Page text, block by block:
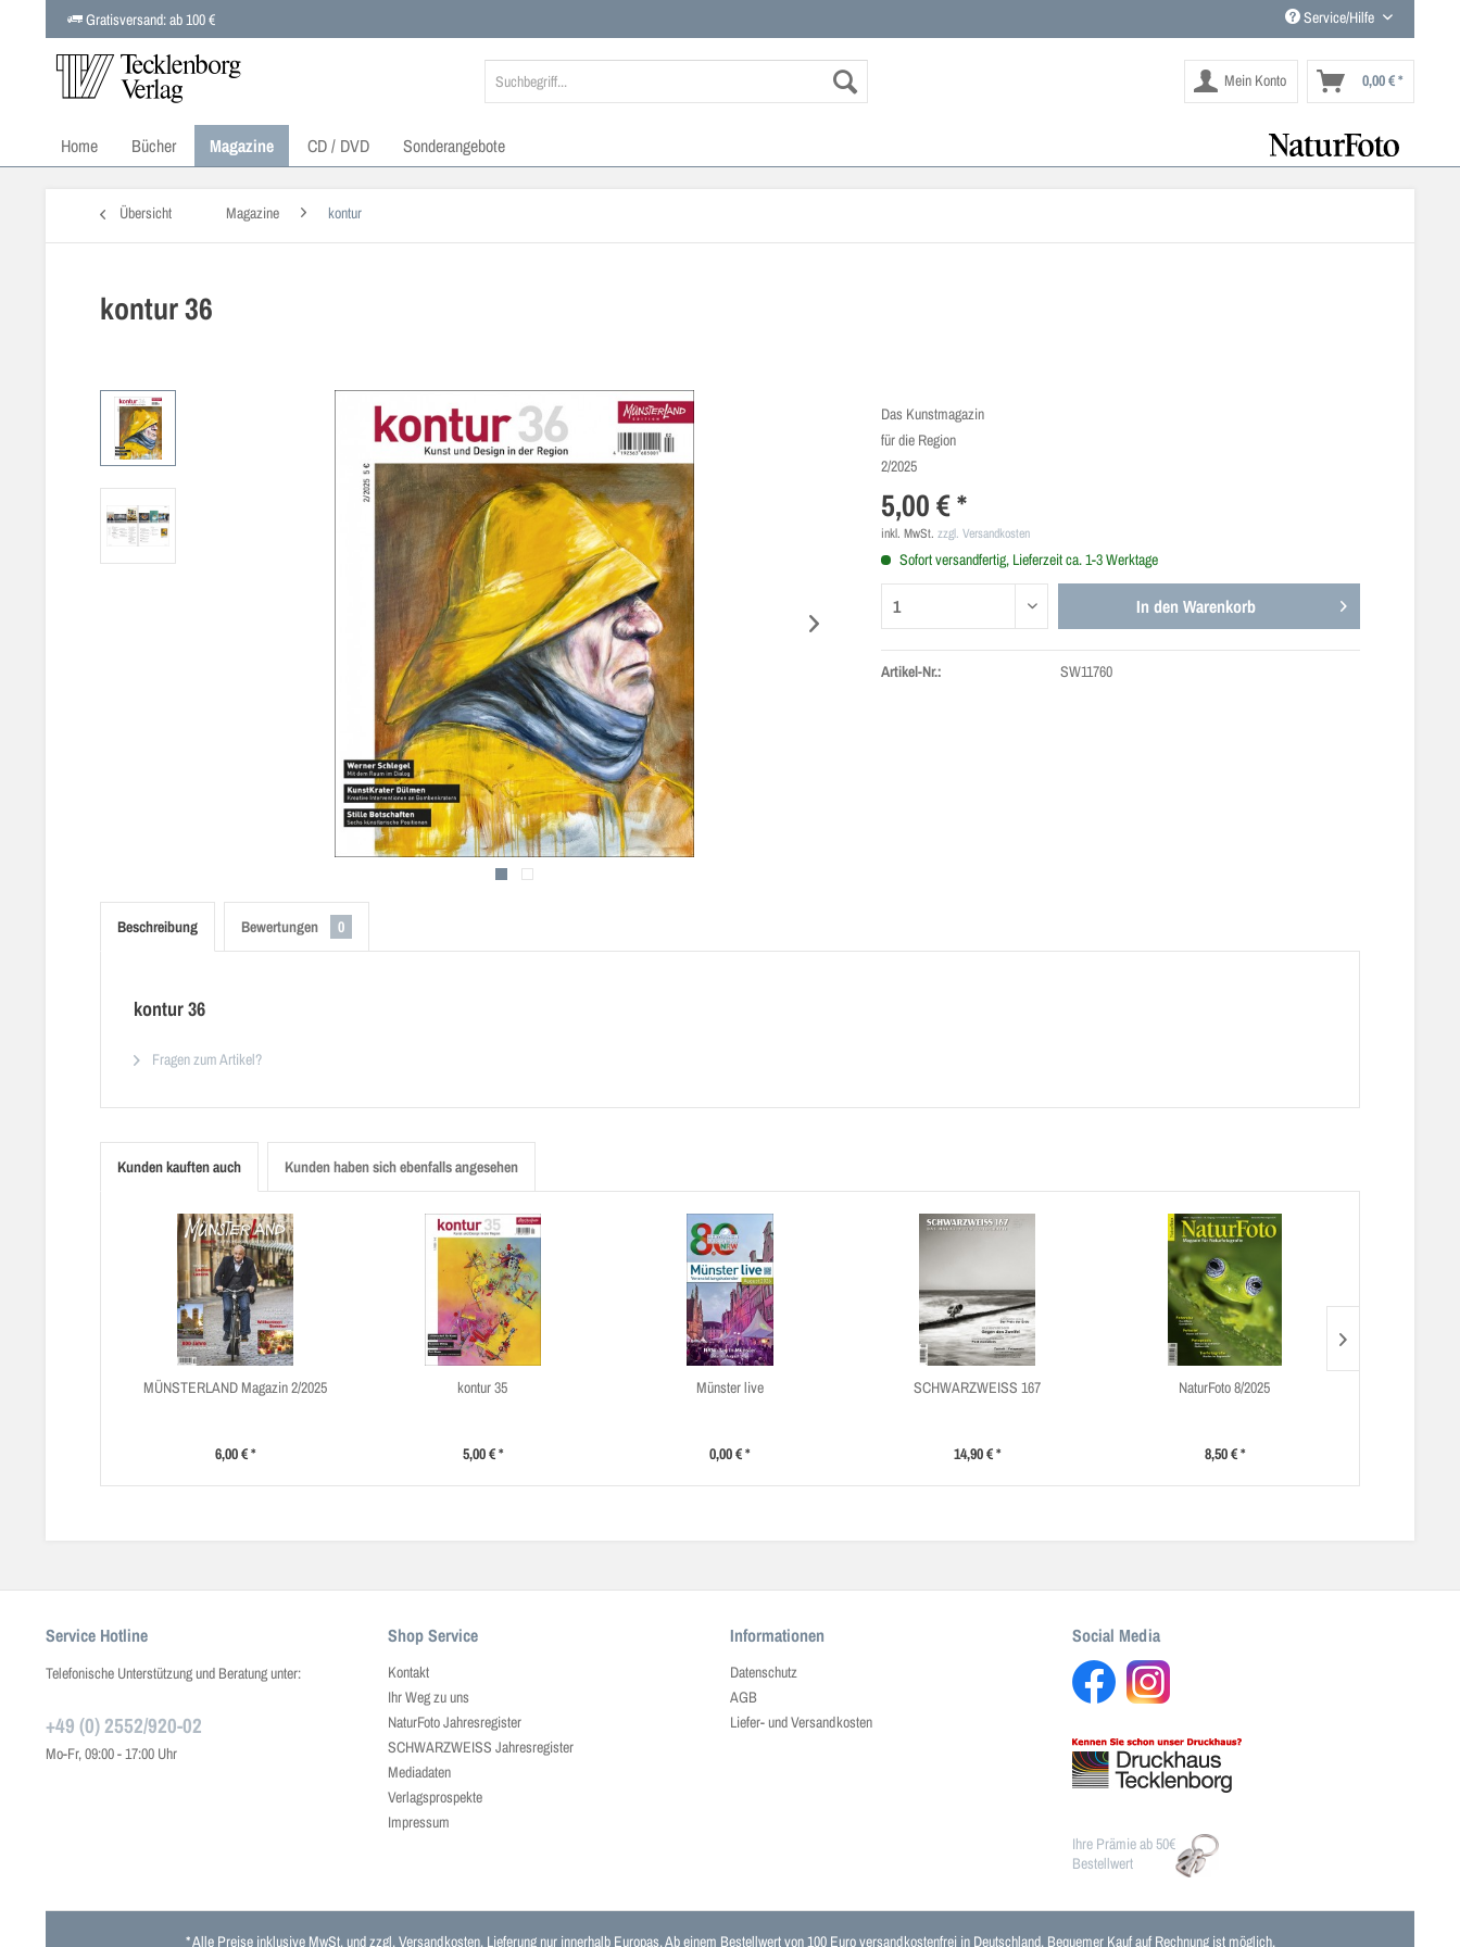
Gratisversand: ab 100 € Service/Hilfe
Mein Konto 0,00 € *
Home Bücher Magazine CD / DVD Sonderangebote
Übersicht Magazine kontur
kontur 36
Das Kunstmagazin
für die Region
2/2025
5,00 € *
inkl. MwSt.zzgl. Versandkosten
Sofort versandfertig, Lieferzeit ca. 1-3 Werktage
In den Warenkorb
Artikel-Nr.: SW11760
Beschreibung Bewertungen 0
kontur 36
Fragen zum Artikel?
Kunden kauften auch Kunden haben sich ebenfalls angesehen
MÜNSTERLAND Magazin 2/2025
6,00 € *
kontur 35
5,00 € *
Münster live
0,00 € *
SCHWARZWEISS 167
14,90 € *
NaturFoto 8/2025
8,50 € *
Service Hotline
Telefonische Unterstützung und Beratung unter:
+49 (0) 2552/920-02
Mo-Fr, 09:00 - 17:00 Uhr
Shop Service
Kontakt
Ihr Weg zu uns
NaturFoto Jahresregister
SCHWARZWEISS Jahresregister
Mediadaten
Verlagsprospekte
Impressum
Informationen
Datenschutz
AGB
Liefer- und Versandkosten
Social Media
Ihre Prämie ab 50€
Bestellwert
* Alle Preise inklusive MwSt. und zzgl.Versandkosten. Lieferung nur innerhalb Europas. Ab einem Bestellwert von 100 Euro versandkostenfrei in Deutschland. Bequemer Kauf auf Rechnung ist möglich.